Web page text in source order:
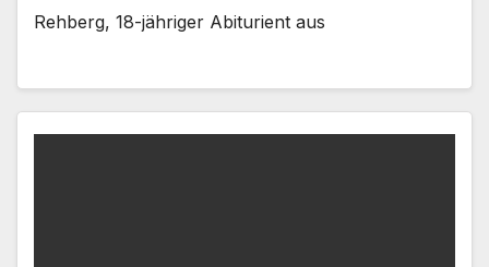
Rehberg, 18-jähriger Abiturient aus